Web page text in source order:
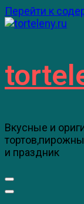
Перейти к
Вкусные и
и праздник